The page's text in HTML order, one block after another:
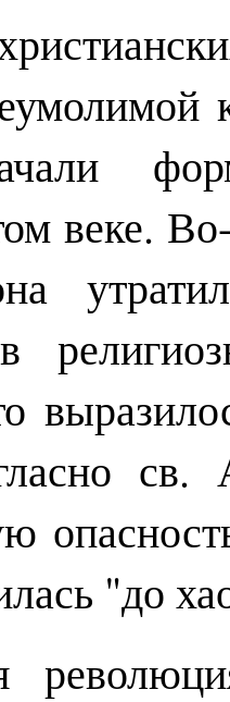
веке.
"до